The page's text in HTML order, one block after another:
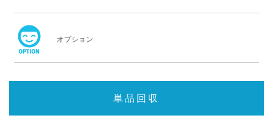
オプション
単品回収